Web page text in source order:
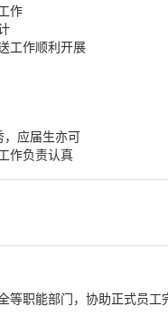
作
工作顺利开展
应届生亦可
作负责认真
等职能部门，协助正式员工